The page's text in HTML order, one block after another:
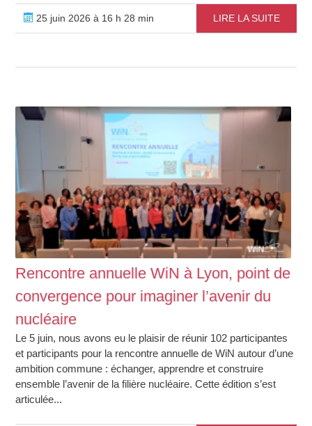
25 juin 2026 à 16 h 28 min LIRE LA SUITE
Rencontre annuelle WiN à Lyon, point de
convergence pour imaginer l’avenir du
nucléaire
Le 5 juin, nous avons eu le plaisir de réunir 102 participantes
et participants pour la rencontre annuelle de WiN autour d’une
ambition commune : échanger, apprendre et construire
ensemble l’avenir de la filière nucléaire. Cette édition s’est
articulée...